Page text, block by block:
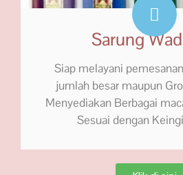
Sarung
Siap melayani
jumlah besar maupun
Menyediakan Berbagai
Sesuai dengan